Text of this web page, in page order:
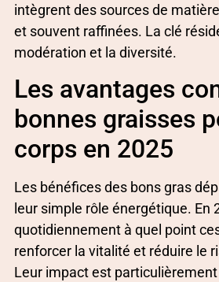
intègrent des sources de
et souvent raffinées. La clé
modération et la diversité.
Les avantages
bonnes graisses
corps en 2025
Les bénéfices des bons gras
leur simple rôle énergétique. En
quotidiennement à quel point
renforcer la vitalité et réduire le
Leur impact est